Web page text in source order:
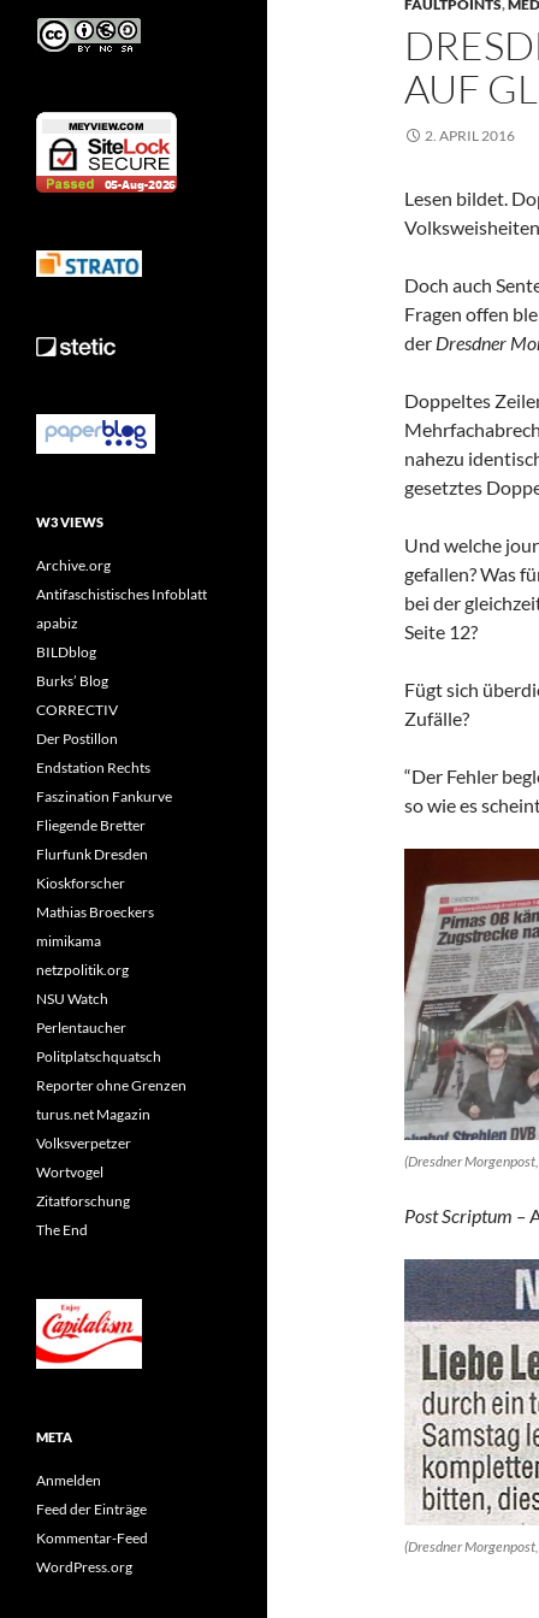
FAULTPOINTS,
AUF
2. APRIL 2016
Lesen bildet.
Doch auch
Fragen offen
der Dresdner
Doppeltes
nahezu
gesetztes
Und welche
gefallen? Was
bei der
Seite 12?
Fügt sich
Zufälle?
“Der Fehler
so wie es
(Dresdner
Post Scriptum –
(Dresdner
W3 VIEWS
Archive.org
Antifaschistisches Infoblatt
apabiz
BILDblog
Burks’ Blog
CORRECTIV
Der Postillon
Endstation Rechts
Faszination Fankurve
Fliegende Bretter
Flurfunk Dresden
Kioskforscher
Mathias Broeckers
mimikama
netzpolitik.org
NSU Watch
Perlentaucher
Politplatschquatsch
Reporter ohne Grenzen
turus.net Magazin
Volksverpetzer
Wortvogel
Zitatforschung
The End
META
Anmelden
Feed der Einträge
Kommentar-Feed
WordPress.org